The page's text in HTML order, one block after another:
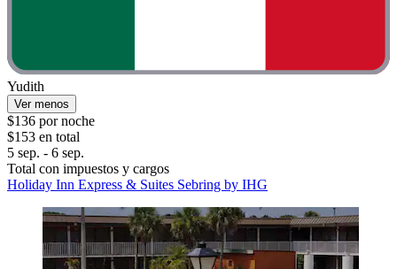
Yudith
Ver menos
$136 por noche
$153 en total
5 sep. - 6 sep.
Total con impuestos y cargos
Holiday Inn Express & Suites Sebring by IHG